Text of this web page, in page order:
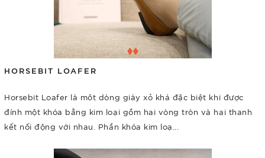
HORSEBIT LOAFER
Horsebit Loafer là môt dòng giày xỏ khá đặc biệt khi được
đính một khóa bằng kim loại gồm hai vòng tròn và hai thanh
kết nối động với nhau. Phần khóa kim loạ...